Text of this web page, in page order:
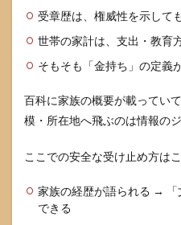
受章歴は、権威性を示して
世帯の家計は、支出・教育
そもそも「金持ち」の定義
百科に家族の概要が載ってい
模・所在地へ飛ぶのは情報の
ここでの安全な受け止め方はこ
家族の経歴が語られる → 「
できる